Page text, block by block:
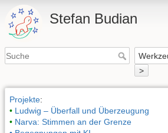
Stefan Budian
>
Projekte:
• Ludwig – Überfall und Überzeugung
• Narva: Stimmen an der Grenze